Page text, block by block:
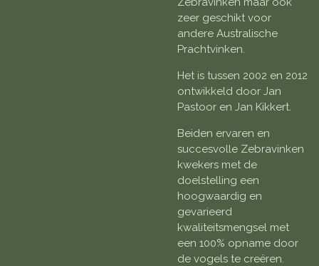
zeer geschikt voor
andere Australische
Prachtvinken.
Het is tussen 2002 en 2012
ontwikkeld door Jan
Pastoor en Jan Kikkert.
Beiden ervaren en
succesvolle Zebravinken
kwekers met de
doelstelling een
hoogwaardig en
gevarieerd
kwaliteitsmengsel met
een 100% opname door
de vogels te creëren.